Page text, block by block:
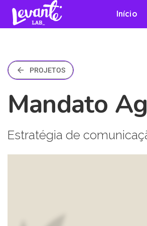
Início
arrow_back PROJETOS
Mandato
Estratégia de